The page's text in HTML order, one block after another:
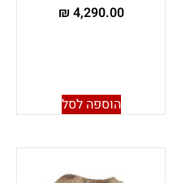
₪ 4,290.00
הוספה לסל